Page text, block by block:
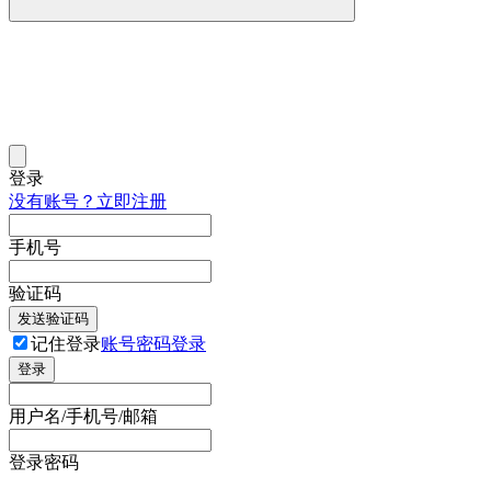
登录
没有账号？立即注册
手机号
验证码
发送验证码
记住登录账号密码登录
登录
用户名/手机号/邮箱
登录密码